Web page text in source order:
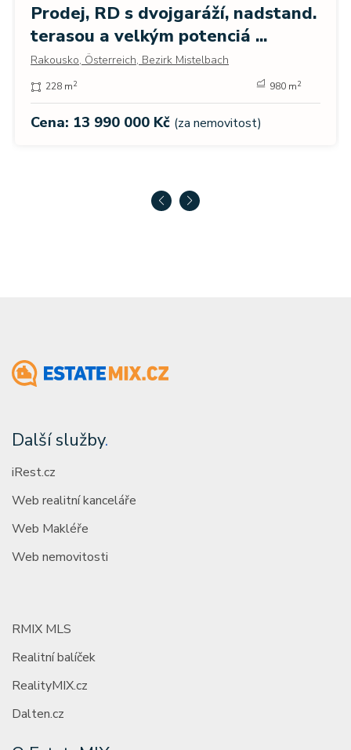
Prodej, RD s dvojgaráží, nadstand.
terasou a velkým potenciá ...
Rakousko, Österreich, Bezirk Mistelbach
228 m2 980 m2
Cena: 13 990 000 Kč (za nemovitost)
Další služby.
iRest.cz
Web realitní kanceláře
Web Makléře
Web nemovitosti
RMIX MLS
Realitní balíček
RealityMIX.cz
Dalten.cz